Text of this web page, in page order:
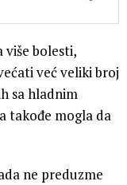
više bolesti,
već veliki broj
sa hladnim
takođe mogla da
ne preduzme